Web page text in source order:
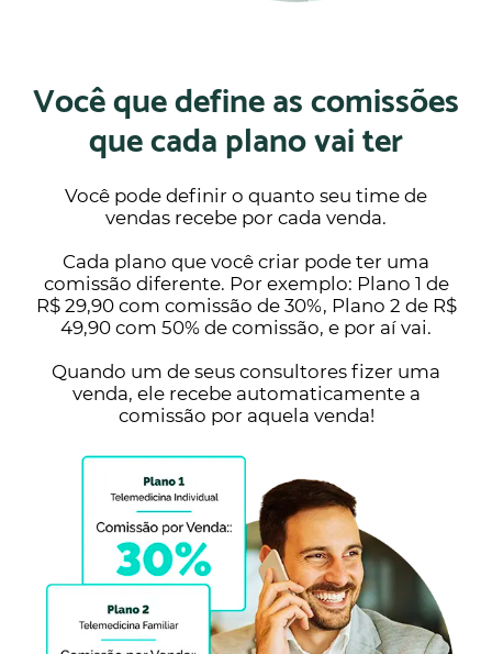
Você que define as comissões
que cada plano vai ter
Você pode definir o quanto seu time de
vendas recebe por cada venda.
Cada plano que você criar pode ter uma
comissão diferente. Por exemplo: Plano 1 de
R$ 29,90 com comissão de 30%, Plano 2 de R$
49,90 com 50% de comissão, e por aí vai.
Quando um de seus consultores fizer uma
venda, ele recebe automaticamente a
comissão por aquela venda!